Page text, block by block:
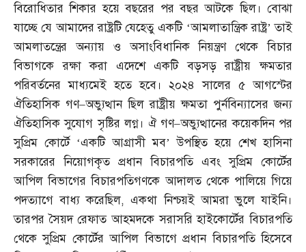
বিরোধিতার শিকার হয়ে বছরের পর বছর আটকে ছিল। বোঝা
যাচ্ছে যে আমাদের রাষ্ট্রটি যেহেতু একটি ‘আমলাতান্ত্রিক রাষ্ট্র’ তাই
আমলাতন্ত্রের অন্যায় ও অসাংবিধানিক নিয়ন্ত্রণ থেকে বিচার
বিভাগকে রক্ষা করা এদেশে একটি বড়সড় রাষ্ট্রীয় ক্ষমতার
পরিবর্তনের মাধ্যমেই হতে হবে। ২০২৪ সালের ৫ আগস্টের
ঐতিহাসিক গণ–অভ্যুত্থান ছিল রাষ্ট্রীয় ক্ষমতা পুর্নবিন্যাসের জন্য
ঐতিহাসিক সুযোগ সৃষ্টির লগ্ন। ঐ গণ–অভ্যুত্থানের কয়েকদিন পর
সুপ্রিম কোর্টে ‘একটি আগ্রাসী মব’ উপস্থিত হয়ে শেখ হাসিনা
সরকারের নিয়োগকৃত প্রধান বিচারপতি এবং সুপ্রিম কোর্টের
আপিল বিভাগের বিচারপতিগণকে আদালত থেকে পালিয়ে গিয়ে
পদত্যাগে বাধ্য করেছিল,একথা নিশ্চয়ই আমরা ভুলে যাইনি।
তারপর সৈয়দ রেফাত আহমদকে সরাসরি হাইকোর্টের বিচারপতি
থেকে সুপ্রিম কোর্টের আপিল বিভাগে প্রধান বিচারপতি হিসেবে